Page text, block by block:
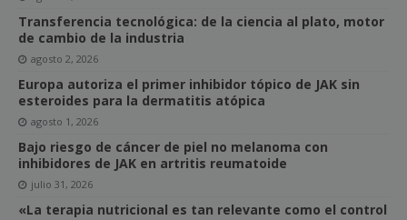
Transferencia tecnológica: de la ciencia al plato, motor
de cambio de la industria
agosto 2, 2026
Europa autoriza el primer inhibidor tópico de JAK sin
esteroides para la dermatitis atópica
agosto 1, 2026
Bajo riesgo de cáncer de piel no melanoma con
inhibidores de JAK en artritis reumatoide
julio 31, 2026
«La terapia nutricional es tan relevante como el control